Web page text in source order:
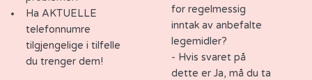
Ha AKTUELLE
telefonnumre
tilgjengelige i tilfelle
du trenger dem!
for regelmessig
inntak av anbefalte
legemidler?
- Hvis svaret på
dette er Ja, må du ta